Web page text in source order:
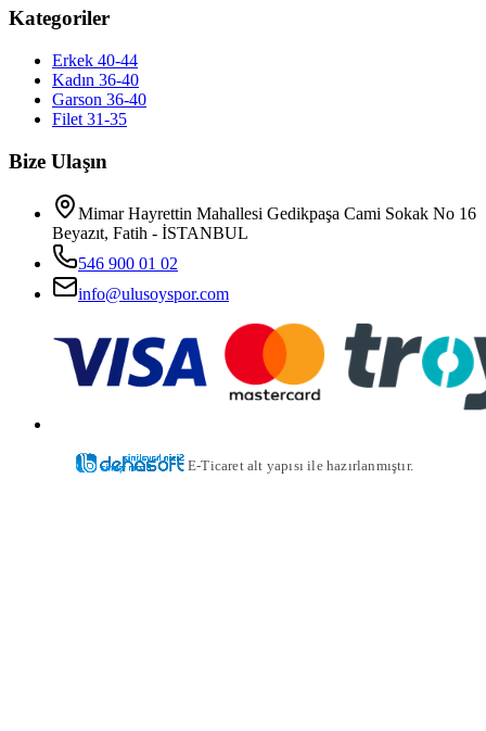
Kategoriler
Erkek 40-44
Kadın 36-40
Garson 36-40
Filet 31-35
Bize Ulaşın
Mimar Hayrettin Mahallesi Gedikpaşa Cami Sokak No 16
Beyazıt, Fatih - İSTANBUL
546 900 01 02
info@ulusoyspor.com
E-Ticaret alt yapısı ile hazırlanmıştır.